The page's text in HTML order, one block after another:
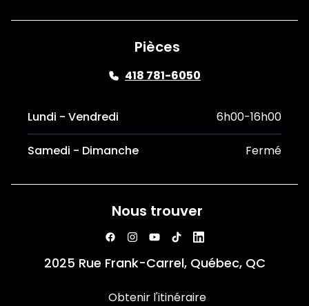
Pièces
418 781-6050
Lundi - Vendredi 6h00-16h00
Samedi - Dimanche Fermé
Nous trouver
2025 Rue Frank-Carrel, Québec, QC
Obtenir l'itinéraire